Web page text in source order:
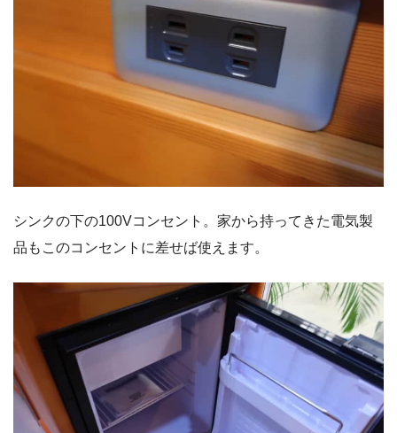
シンクの下の100Vコンセント。家から持ってきた電気製
品もこのコンセントに差せば使えます。